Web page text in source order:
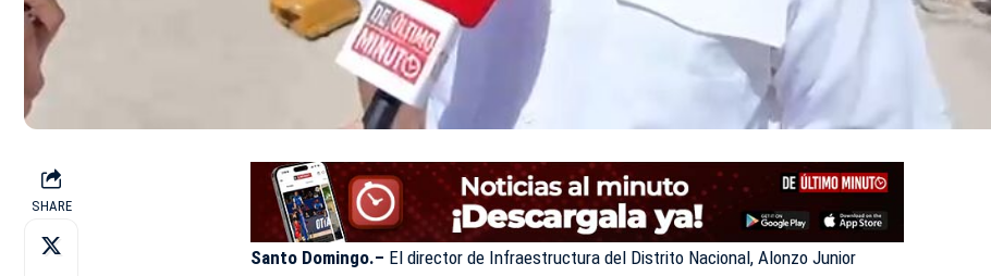
SHARE
Santo Domingo.– El director de Infraestructura del Distrito Nacional, Alonzo Junior